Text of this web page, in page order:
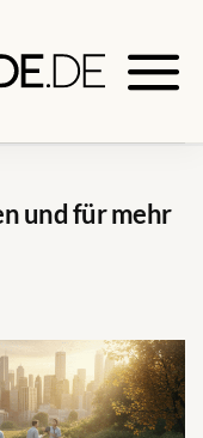
und für mehr